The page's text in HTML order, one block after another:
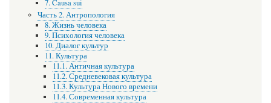
7. Causa sui
Часть 2. Антропология
8. Жизнь человека
9. Психология человека
10. Диалог культур
11. Культура
11.1. Античная культура
11.2. Средневековая культура
11.3. Культура Нового времени
11.4. Современная культура